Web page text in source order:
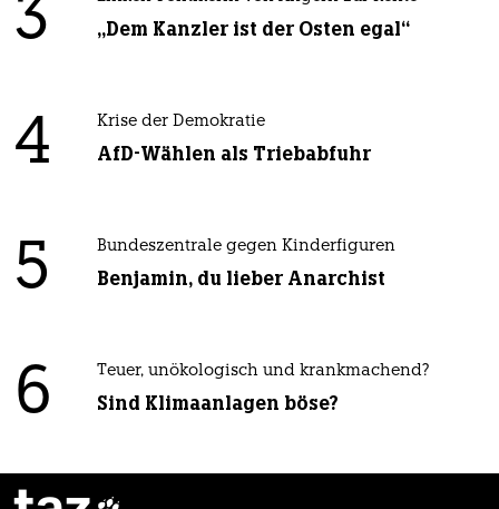
3 „Dem Kanzler ist der Osten egal“
4 Krise der Demokratie
AfD-Wählen als Triebabfuhr
5 Bundeszentrale gegen Kinderfiguren
Benjamin, du lieber Anarchist
6 Teuer, unökologisch und krankmachend?
Sind Klimaanlagen böse?